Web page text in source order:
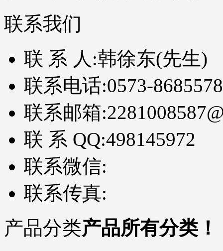
联系我们
联 系 人:韩徐东(先生)
联系电话:0573-
联系邮箱:
联 系 QQ:498145972
联系微信:
联系传真:
产品分类产品所有分类！